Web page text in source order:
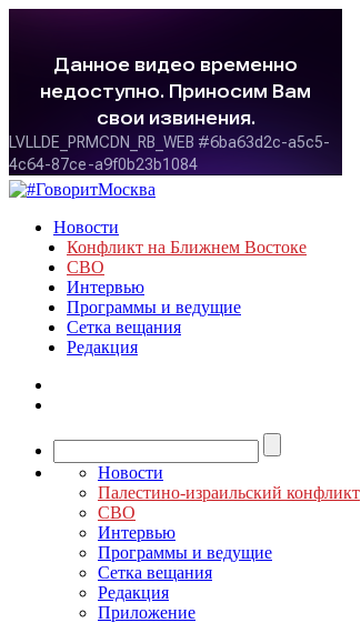
Новости
Конфликт на Ближнем Востоке
СВО
Интервью
Программы и ведущие
Сетка вещания
Редакция
Новости
Палестино-израильский конфликт
СВО
Интервью
Программы и ведущие
Сетка вещания
Редакция
Приложение